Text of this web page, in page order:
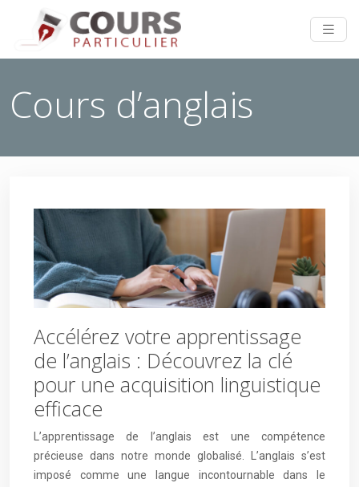
Cours d’anglais
Accélérez votre apprentissage
de l’anglais : Découvrez la clé
pour une acquisition linguistique
efficace
L’apprentissage de l’anglais est une compétence
précieuse dans notre monde globalisé. L’anglais s’est
imposé comme une langue incontournable dans le